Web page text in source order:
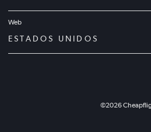
Web
ESTADOS UNIDOS
©2026